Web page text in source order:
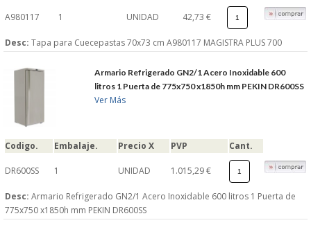
A980117 1 UNIDAD 42,73 €
Desc: Tapa para Cuecepastas 70x73 cm A980117 MAGISTRA PLUS 700
Armario Refrigerado GN2/1 Acero Inoxidable 600
litros 1 Puerta de 775x750 x1850h mm PEKIN DR600SS
Ver Más
Codigo. Embalaje. Precio X PVP Cant.
DR600SS 1 UNIDAD 1.015,29 €
Desc: Armario Refrigerado GN2/1 Acero Inoxidable 600 litros 1 Puerta de
775x750 x1850h mm PEKIN DR600SS